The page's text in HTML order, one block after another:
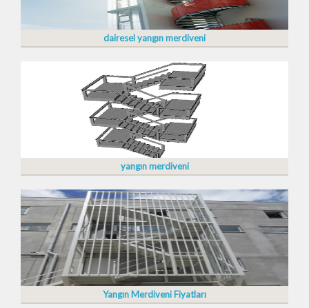
dairesel yangın merdiveni
yangın merdiveni
Yangın Merdiveni Fiyatları